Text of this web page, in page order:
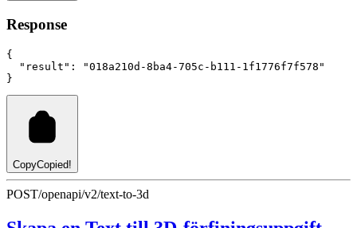
Response
{
"result" :
"018a210d-8ba4-705c-b111-1f1776f7f578"
}
CopyCopied!
POST/openapi/v2/text-to-3d